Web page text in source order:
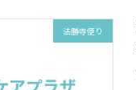
法勝寺便り